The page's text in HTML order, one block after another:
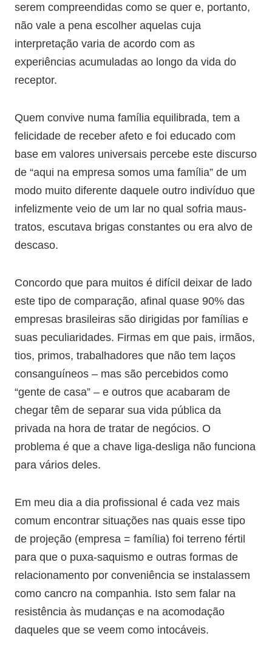
serem compreendidas como se quer e, portanto,
não vale a pena escolher aquelas cuja
interpretação varia de acordo com as
experiências acumuladas ao longo da vida do
receptor.
Quem convive numa família equilibrada, tem a
felicidade de receber afeto e foi educado com
base em valores universais percebe este discurso
de “aqui na empresa somos uma família” de um
modo muito diferente daquele outro indivíduo que
infelizmente veio de um lar no qual sofria maus-
tratos, escutava brigas constantes ou era alvo de
descaso.
Concordo que para muitos é difícil deixar de lado
este tipo de comparação, afinal quase 90% das
empresas brasileiras são dirigidas por famílias e
suas peculiaridades. Firmas em que pais, irmãos,
tios, primos, trabalhadores que não tem laços
consanguíneos – mas são percebidos como
“gente de casa” – e outros que acabaram de
chegar têm de separar sua vida pública da
privada na hora de tratar de negócios. O
problema é que a chave liga-desliga não funciona
para vários deles.
Em meu dia a dia profissional é cada vez mais
comum encontrar situações nas quais esse tipo
de projeção (empresa = família) foi terreno fértil
para que o puxa-saquismo e outras formas de
relacionamento por conveniência se instalassem
como cancro na companhia. Isto sem falar na
resistência às mudanças e na acomodação
daqueles que se veem como intocáveis.